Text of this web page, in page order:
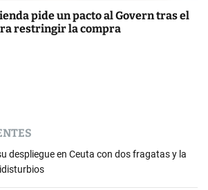
pide un pacto al Govern tras el
restringir la compra
despliegue en Ceuta con dos fragatas y la